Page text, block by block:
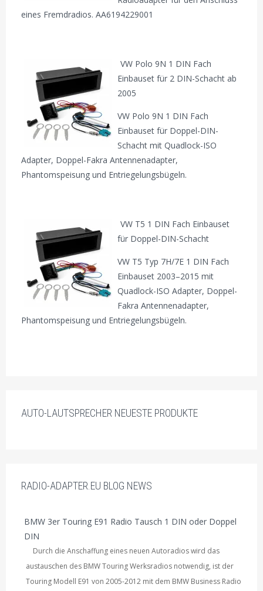
eines Fremdradios. AA6194229001
VW Polo 9N 1 DIN Fach
Einbauset für 2 DIN-Schacht ab
2005
VW Polo 9N 1 DIN Fach
Einbauset für Doppel-DIN-
Schacht mit Quadlock-ISO
Adapter, Doppel-Fakra Antennenadapter,
Phantomspeisung und Entriegelungsbügeln.
VW T5 1 DIN Fach Einbauset
für Doppel-DIN-Schacht
VW T5 Typ 7H/7E 1 DIN Fach
Einbauset 2003–2015 mit
Quadlock-ISO Adapter, Doppel-
Fakra Antennenadapter,
Phantomspeisung und Entriegelungsbügeln.
AUTO-LAUTSPRECHER NEUESTE PRODUKTE
RADIO-ADAPTER.EU BLOG NEWS
BMW 3er Touring E91 Radio Tausch 1 DIN oder Doppel
DIN
Durch die Anschaffung eines neuen Autoradios wird das
austauschen des BMW Touring Werksradios notwendig, ist der
Touring Modell E91 von 2005-2012 mit dem BMW Business Radio